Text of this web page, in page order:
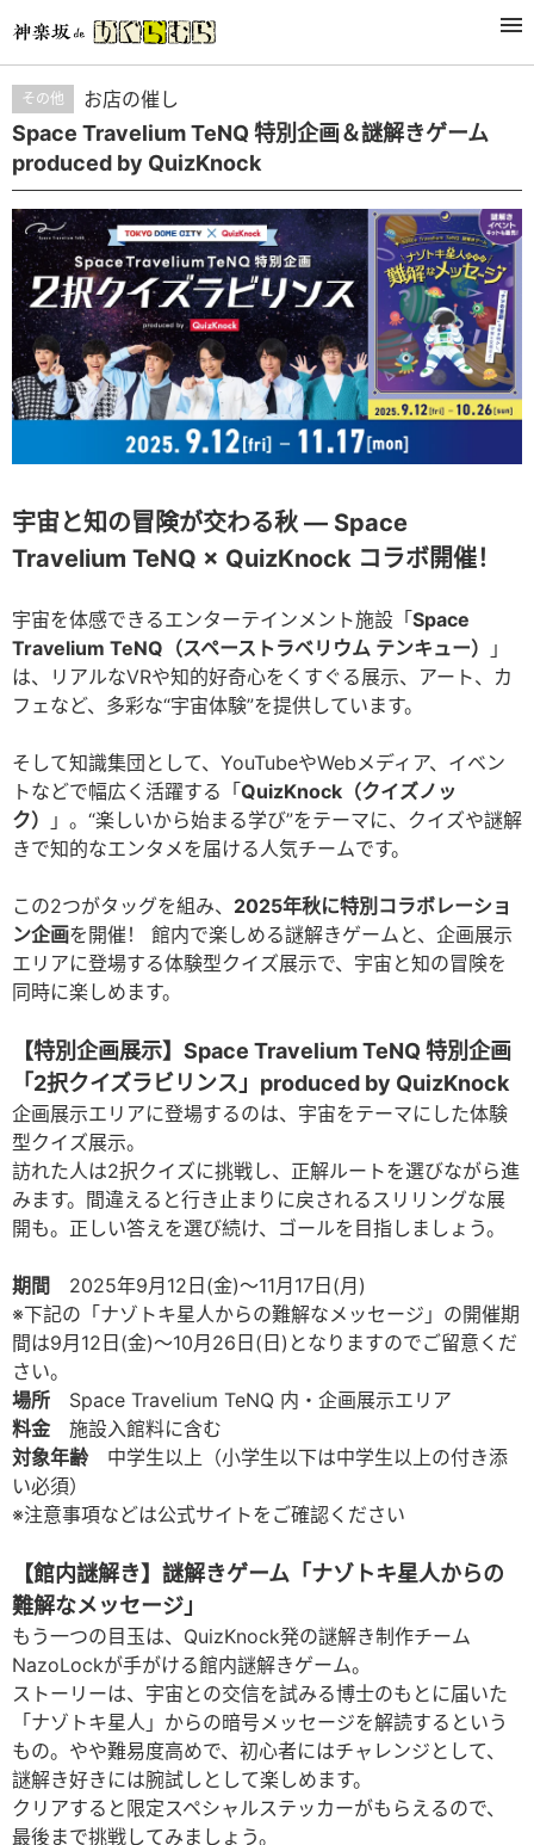
活动
その他 お店の催し
Space Travelium TeNQ 特別企画＆謎解きゲーム
produced by QuizKnock
宇宙と知の冒険が交わる秋 ― Space
Travelium TeNQ × QuizKnock コラボ開催！
宇宙を体感できるエンターテインメント施設「 Space
Travelium TeNQ（スペーストラベリウム テンキュー）
」
は、リアルなVRや知的好奇心をくすぐる展示、アート、カ
フェなど、多彩な“宇宙体験”を提供しています。
そして知識集団として、YouTubeやWebメディア、イベン
トなどで幅広く活躍する「 QuizKnock（クイズノッ
ク）
」。“楽しいから始まる学び”をテーマに、クイズや謎解
きで知的なエンタメを届ける人気チームです。
この2つがタッグを組み、 2025年秋に特別コラボレーショ
ン企画を開催！ 館内で楽しめる謎解きゲームと、企画展示
エリアに登場する体験型クイズ展示で、宇宙と知の冒険を
同時に楽しめます。
【特別企画展示】Space Travelium TeNQ 特別企画
「2択クイズラビリンス」produced by QuizKnock
企画展示エリアに登場するのは、宇宙をテーマにした体験
型クイズ展示。
訪れた人は2択クイズに挑戦し、正解ルートを選びながら進
みます。間違えると行き止まりに戻されるスリリングな展
開も。正しい答えを選び続け、ゴールを目指しましょう。
期間 2025年9月12日(金)～11月17日(月)
※下記の「ナゾトキ星人からの難解なメッセージ」の開催期
間は9月12日(金)〜10月26日(日)となりますのでご留意くだ
さい。
場所 Space Travelium TeNQ 内・企画展示エリア
料金 施設入館料に含む
対象年齢中学生以上（小学生以下は中学生以上の付き添
い必須）
※注意事項などは公式サイトをご確認ください
【館内謎解き】謎解きゲーム「ナゾトキ星人からの
難解なメッセージ」
もう一つの目玉は、QuizKnock発の謎解き制作チーム
NazoLockが手がける館内謎解きゲーム。
ストーリーは、宇宙との交信を試みる博士のもとに届いた
「ナゾトキ星人」からの暗号メッセージを解読するという
もの。やや難易度高めで、初心者にはチャレンジとして、
謎解き好きには腕試しとして楽しめます。
クリアすると限定スペシャルステッカーがもらえるので、
最後まで挑戦してみましょう。